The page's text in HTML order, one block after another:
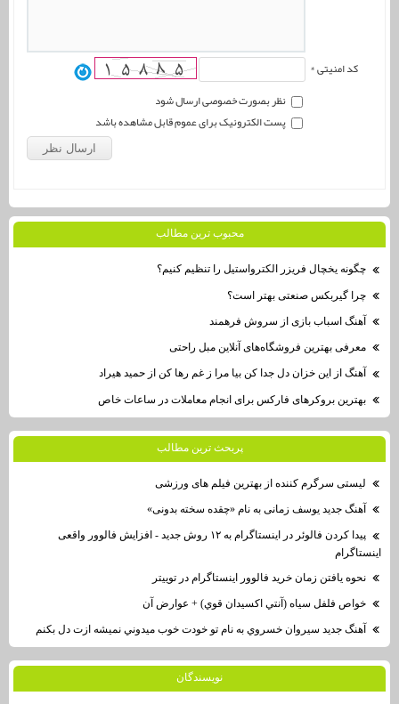
کد امنیتی *
نظر بصورت خصوصی ارسال شود
پست الکترونیک برای عموم قابل مشاهده باشد
محبوب ترين مطالب
چگونه یخچال فریزر الکترواستیل را تنظیم کنیم؟
چرا گیربکس صنعتی بهتر است؟
آهنگ اسباب بازی از سروش فرهمند
معرفی بهترین فروشگاه‌های آنلاین مبل راحتی
آهنگ از این خزان دل جدا کن بیا مرا ز غم رها کن از حمید هیراد
بهترین بروکرهای فارکس برای انجام معاملات در ساعات خاص
پربحث ترين مطالب
لیستی سرگرم کننده از بهترین فیلم های ورزشی
آهنگ جدید یوسف زمانی به نام «چقده سخته بدونی»
پیدا کردن فالوئر در اینستاگرام به ۱۲ روش جدید - افزایش فالوور واقعی
اینستاگرام
نحوه یافتن زمان خرید فالوور اینستاگرام در توییتر
خواص فلفل سياه (آنتي اكسيدان قوي) + عوارض آن
آهنگ جديد سيروان خسروي به نام تو خودت خوب ميدوني نميشه ازت دل بكنم
نويسندگان